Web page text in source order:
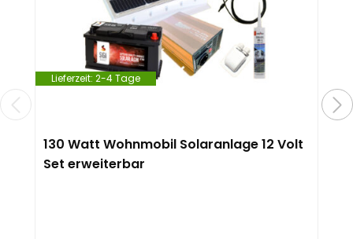
Lieferzeit: 2-4 Tage
130 Watt Wohnmobil Solaranlage 12 Volt
Set erweiterbar